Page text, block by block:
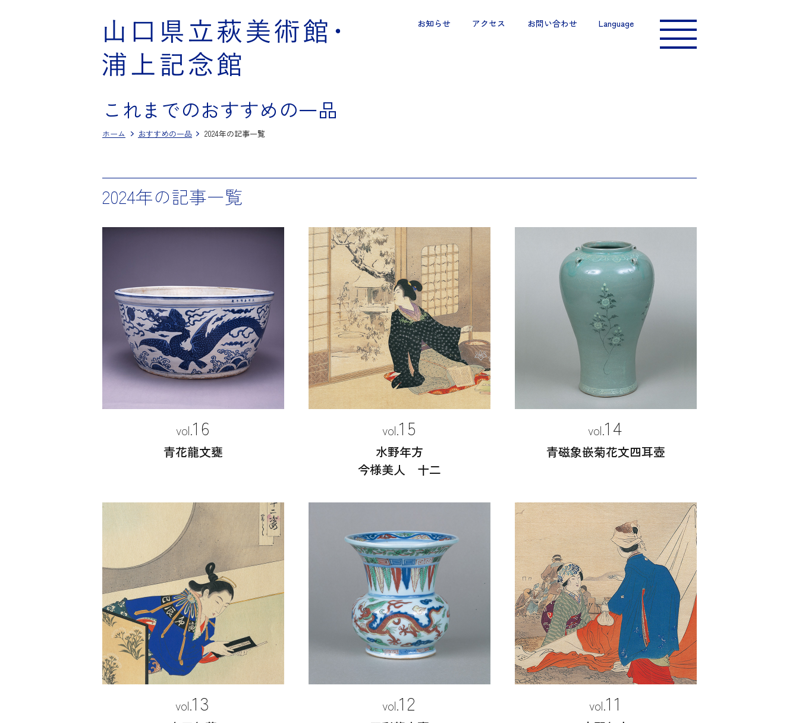
お知らせ アクセス お問い合わせ Language
これまでのおすすめの一品
ホーム おすすめの一品 2024年の記事一覧
2024年の記事一覧
16
青花龍文甕
15
水野年方
今様美人 十二
14
青磁象嵌菊花文四耳壺
13 12 11